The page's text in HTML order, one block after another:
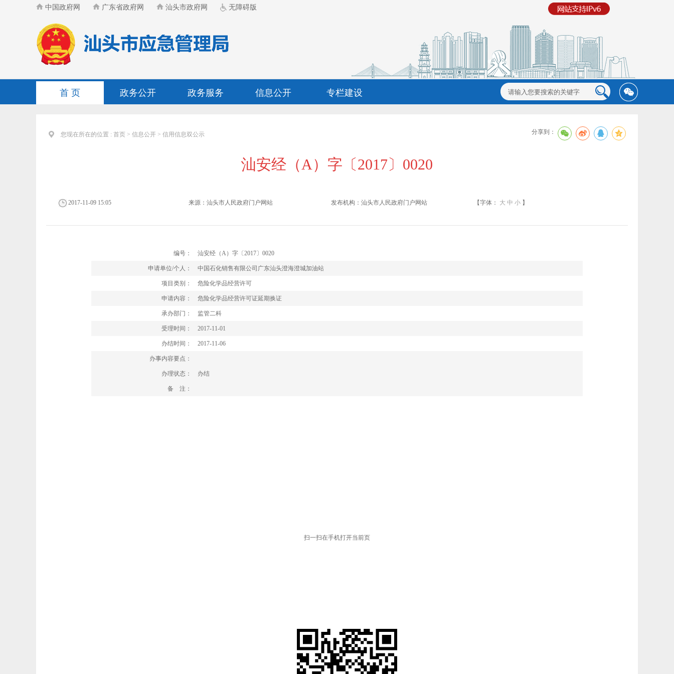
中国政府网 广东省政府网 汕头市政府网 无障碍版
首 页 政务公开 政务服务 信息公开 专栏建设
您现在所在的位置 : 首页 > 信息公开 > 信用信息双公示 分享到：
汕安经（A）字〔2017〕0020
2017-11-09 15:05 来源：汕头市人民政府门户网站 发布机构：汕头市人民政府门户网站 【字体： 大 中 小 】
编号： 汕安经（A）字〔2017〕0020
申请单位/个人： 中国石化销售有限公司广东汕头澄海澄城加油站
项目类别： 危险化学品经营许可
申请内容： 危险化学品经营许可证延期换证
承办部门： 监管二科
受理时间： 2017-11-01
办结时间： 2017-11-06
办事内容要点：
办理状态： 办结
备 注：
扫一扫在手机打开当前页